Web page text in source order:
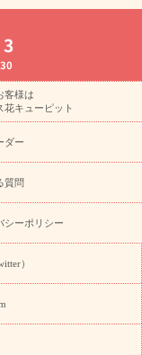
日フラワーギフト特集
い
やみの花
蝶蘭・花鉢
ギフト・プレゼント
ント
お盆 花（新
お供え 花とセットギ
ひまわり ギフト・プ
舞い 花のギフト特集
集
すすめランキング
敬
敬老の日 花とセットギ
ギフト一覧
キャン
ラボキャンペーン
誕生日の花を探す
特集
客様は
花キューピット
ダー
質問
シーポリシー
）